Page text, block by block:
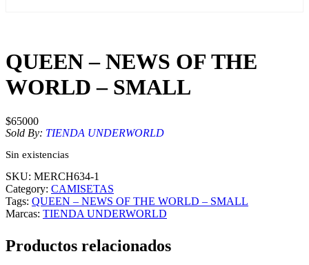
QUEEN – NEWS OF THE
WORLD – SMALL
$65000
Sold By: TIENDA UNDERWORLD
Sin existencias
SKU: MERCH634-1
Category: CAMISETAS
Tags: QUEEN – NEWS OF THE WORLD – SMALL
Marcas: TIENDA UNDERWORLD
Productos relacionados